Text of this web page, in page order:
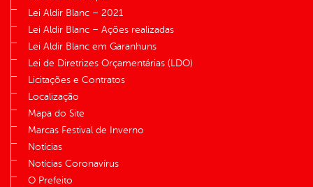
Lei Aldir Blanc – 2021
Lei Aldir Blanc – Ações realizadas
Lei Aldir Blanc em Garanhuns
Lei de Diretrizes Orçamentárias (LDO)
Licitações e Contratos
Localização
Mapa do Site
Marcas Festival de Inverno
Notícias
Notícias Coronavírus
O Prefeito